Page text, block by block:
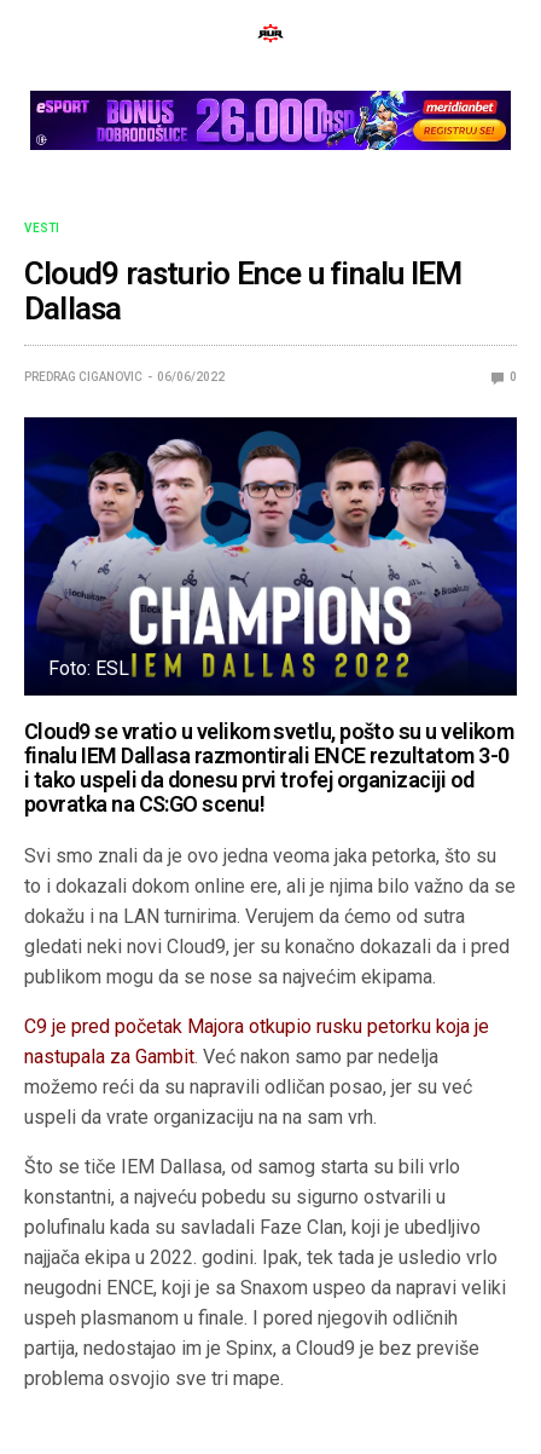
VESTI
Cloud9 rasturio Ence u finalu IEM
Dallasa
PREDRAG CIGANOVIC 06/06/2022 0
Foto: ESL
Cloud9 se vratio u velikom svetlu, pošto su u velikom
finalu IEM Dallasa razmontirali ENCE rezultatom 3-0
i tako uspeli da donesu prvi trofej organizaciji od
povratka na CS:GO scenu!
Svi smo znali da je ovo jedna veoma jaka petorka, što su
to i dokazali dokom online ere, ali je njima bilo važno da se
dokažu i na LAN turnirima. Verujem da ćemo od sutra
gledati neki novi Cloud9, jer su konačno dokazali da i pred
publikom mogu da se nose sa najvećim ekipama.
C9 je pred početak Majora otkupio rusku petorku koja je
nastupala za Gambit. Već nakon samo par nedelja
možemo reći da su napravili odličan posao, jer su već
uspeli da vrate organizaciju na na sam vrh.
Što se tiče IEM Dallasa, od samog starta su bili vrlo
konstantni, a najveću pobedu su sigurno ostvarili u
polufinalu kada su savladali Faze Clan, koji je ubedljivo
najjača ekipa u 2022. godini. Ipak, tek tada je usledio vrlo
neugodni ENCE, koji je sa Snaxom uspeo da napravi veliki
uspeh plasmanom u finale. I pored njegovih odličnih
partija, nedostajao im je Spinx, a Cloud9 je bez previše
problema osvojio sve tri mape.